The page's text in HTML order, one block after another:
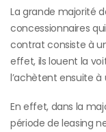
La grande majorité
concessionnaires
contrat consiste à
effet, ils louent la
l’achètent ensuite à
En effet, dans la
période de leasing